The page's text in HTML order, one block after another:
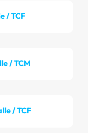
/ TCF
/ TCM
/ TCF